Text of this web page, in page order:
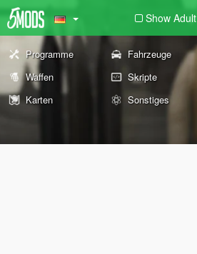
Show Adult
Programme Fahrzeuge
Waffen
Skripte
Karten
Sonstiges